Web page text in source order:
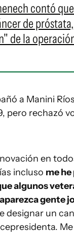
contó
de
de la
a Manini
pero rechazó
en
incluso me
algunos
gente
designar un